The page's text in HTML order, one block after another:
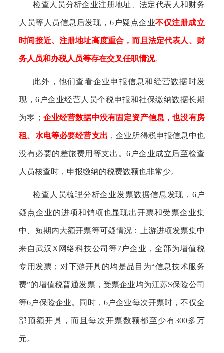
检查人员分析企业注册地址、法定代表人和财务
人员等人员信息后发现， 6户疑点企业不仅注册成立
时间接近、注册地址高度重合，而且法定代表人、财
务人员和办税人员等存在交叉任职情况。
此外，他们查看企业申报信息和经营数据时发
现，6户企业经营人员个税申报和社保缴纳数据长期
为零； 企业经营数据中没有固定资产信息，也没有房
租、水电等必要经营支出 ，企业所得税申报信息中也
没有必要的差旅费用等支出。6户企业成立后至检查
人员核查时，申报缴纳的税费数额也非常少。
检查人员梳理分析企业发票数据信息发现， 6户
疑点企业的进项和销项也显现出开票和受票企业集
中、短期内大额开票等可疑情况：上游进项发票集中
来自武汉X网络科技公司等7户企业，全部为增值税
专用发票；对下游开具的均是品目为“信息技术服务
费”的增值税普通发票，受票企业均为江苏S保险公司
等6户保险企业。同时，6户企业每次开票时，不仅全
部顶额开具，而且每次开票数额都至少有300多万
元。